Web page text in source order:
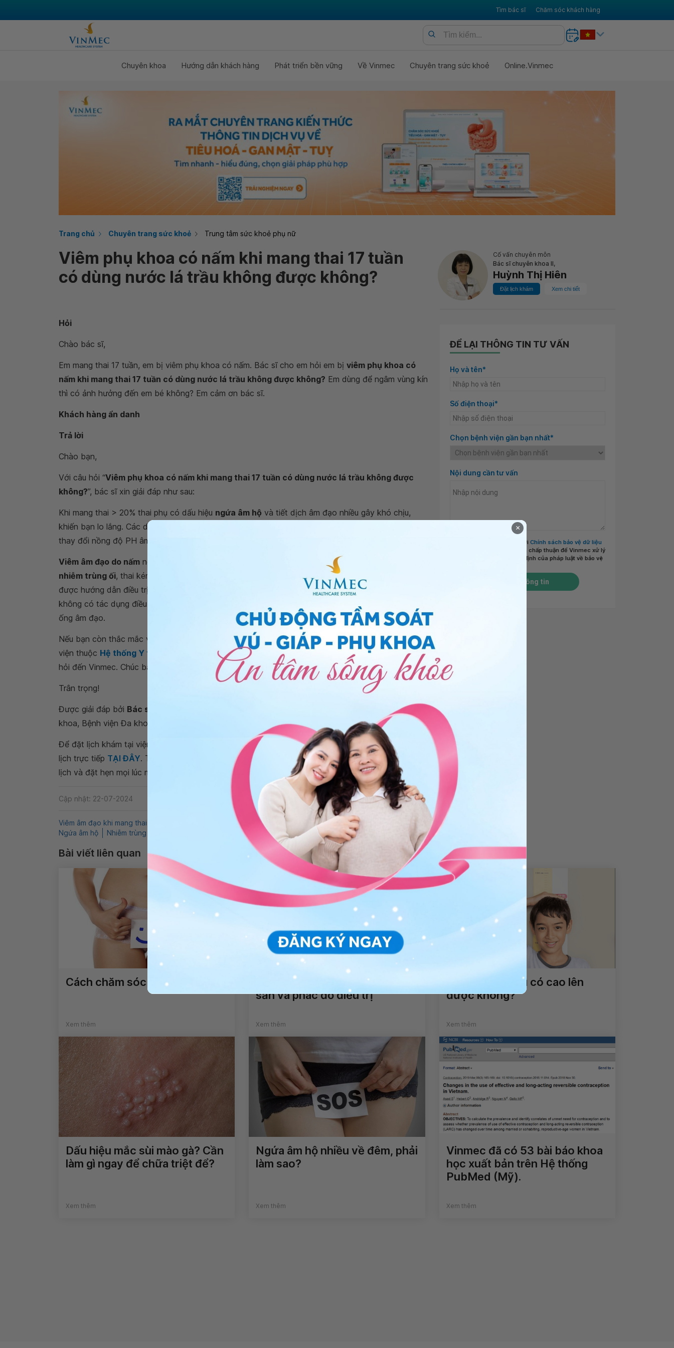
Tìm bác sĩ Chăm sóc khách hàng
Chuyên khoa Hướng dẫn khách hàng Phát triển bền vững Về Vinmec Chuyên trang sức khoẻ Online.Vinmec
Trang chủ Chuyên trang sức khoẻ Trung tâm sức khoẻ phụ nữ
Viêm phụ khoa có nấm khi mang thai 17 tuần
có dùng nước lá trầu không được không?
Cố vấn chuyên môn
Bác sĩ chuyên khoa II,
Huỳnh Thị Hiên
Đặt lịch khám Xem chi tiết
Hỏi
Chào bác sĩ,
Em mang thai 17 tuần, em bị viêm phụ khoa có nấm. Bác sĩ cho em hỏi em bị viêm phụ khoa có
nấm khi mang thai 17 tuần có dùng nước lá trầu không được không? Em dùng để ngâm vùng kín
thì có ảnh hưởng đến em bé không? Em cảm ơn bác sĩ.
Khách hàng ẩn danh
Trả lời
Chào bạn,
Với câu hỏi “Viêm phụ khoa có nấm khi mang thai 17 tuần có dùng nước lá trầu không được
không?”, bác sĩ xin giải đáp như sau:
Khi mang thai > 20% thai phụ có dấu hiệu ngứa âm hộ và tiết dịch âm đạo nhiều gây khó chịu,
khiến bạn lo lắng. Các dấu hiệu có thể lặp lại bất cứ các giai đoạn thai kỳ. Nguyên nhân thường do
thay đổi nồng độ PH âm đạo và nội tiết thai nghén, các vi khuẩn hoặc nấm có cơ hội phát triển.
Viêm âm đạo do nấm ngoài vấn đề gây khó chịu cho mẹ, có thể gây ảnh ảnh em bé: Sinh non,
nhiễm trùng ối, thai kém phát triển, nhiễm trùng sau sinh,....bạn cần đến bác sĩ chuyên khoa Sản để
được hướng dẫn điều trị hiệu quả. Việc bạn dùng nước lá trầu không để ngâm vùng kín ngoài vấn đề
không có tác dụng điều trị diệt nấm mà làm gia tăng các vi khuẩn gây bệnh khác phát triển trong
ống âm đạo.
Nếu bạn còn thắc mắc về viêm phụ khoa có nấm khi mang thai 17 tuần, bạn có thể đến bệnh
viện thuộc Hệ thống Y tế Vinmec
để kiểm tra và tư vấn thêm. Cảm ơn bạn đã tin tưởng và gửi câu
hỏi đến Vinmec. Chúc bạn có thật nhiều sức khỏe.
Trân trọng!
Được giải đáp bởi Bác sĩ chuyên khoa II Huỳnh Thị Hiên -
Bác sĩ Sản Phụ Khoa - Khoa Sản phụ
khoa, Bệnh viện Đa khoa Quốc tế Vinmec Nha Trang.
Để đặt lịch khám tại viện, Quý khách vui lòng bấm sốHOTLINE , đặt muaGÓI DỊCH VỤhoặc đặt
lịch trực tiếp TẠI ĐÂY. Tải và đặt lịch khám tự động trên ứng dụng My Vinmec để quản lý, theo dõi
lịch và đặt hẹn mọi lúc mọi nơi ngay trên ứng dụng.
Cập nhật: 22-07-2024 Chia sẻ
Viêm âm đạo khi mang thai Nhiễm trùng sau sinh QnA
Sản phụ khoa
Ngứa âm hộ
Nhiễm trùng ối
ĐỂ LẠI THÔNG TIN TƯ VẤN
Họ và tên*
Số điện thoại*
Chọn bệnh viện gần bạn nhất*
Nội dung cần tư vấn
Tôi đã đọc và đồng ý với Chính sách bảo vệ dữ liệu
và chấp thuận để Vinmec xử lý
DLCN của tôi theo quy định của pháp luật về bảo vệ
Gửi thông tin
Bài viết liên quan
Cách chăm sóc da vùng kín
Xem thêm
Phân loại các nhiễm trùng hậu
sản và phác đồ điều trị
Xem thêm
Qua tuổi dậy thì có cao lên
được không?
Xem thêm
Dấu hiệu mắc sùi mào gà? Cần
làm gì ngay để chữa triệt để?
Xem thêm
Ngứa âm hộ nhiều về đêm, phải
làm sao?
Xem thêm
Vinmec đã có 53 bài báo khoa
học xuất bản trên Hệ thống
PubMed (Mỹ).
Xem thêm
×